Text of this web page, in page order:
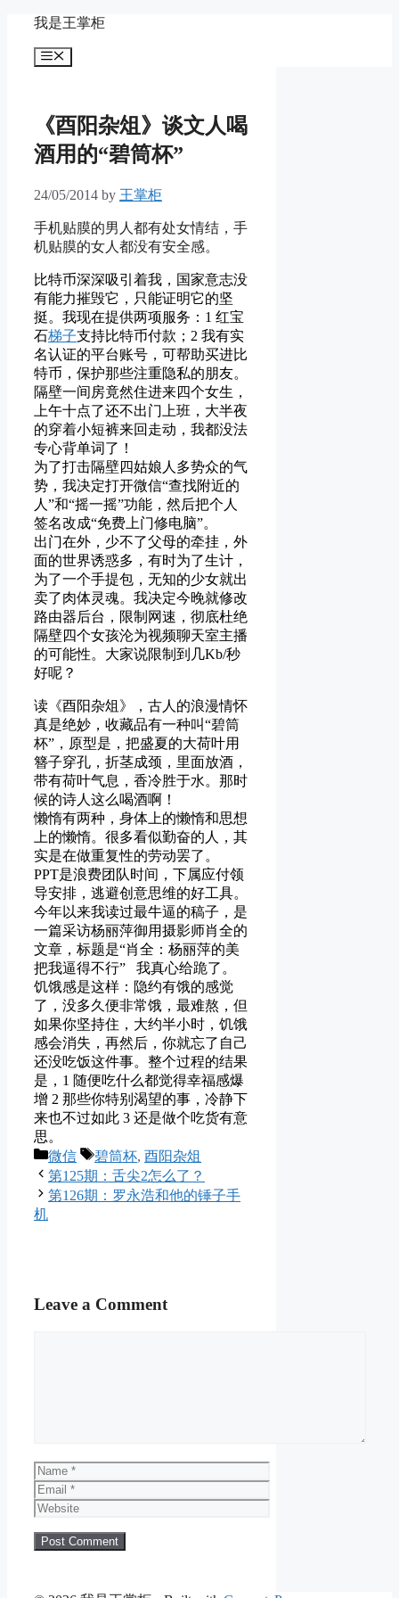
content
我是王掌柜
Menu
《酉阳杂俎》谈文人喝
酒用的“碧筒杯”
24/05/2014 by 王掌柜
手机贴膜的男人都有处女情结，手
机贴膜的女人都没有安全感。
比特币深深吸引着我，国家意志没
有能力摧毁它，只能证明它的坚
挺。我现在提供两项服务：1 红宝
石梯子支持比特币付款；2 我有实
名认证的平台账号，可帮助买进比
特币，保护那些注重隐私的朋友。
隔壁一间房竟然住进来四个女生，
上午十点了还不出门上班，大半夜
的穿着小短裤来回走动，我都没法
专心背单词了！
为了打击隔壁四姑娘人多势众的气
势，我决定打开微信“查找附近的
人”和“摇一摇”功能，然后把个人
签名改成“免费上门修电脑”。
出门在外，少不了父母的牵挂，外
面的世界诱惑多，有时为了生计，
为了一个手提包，无知的少女就出
卖了肉体灵魂。我决定今晚就修改
路由器后台，限制网速，彻底杜绝
隔壁四个女孩沦为视频聊天室主播
的可能性。大家说限制到几Kb/秒
好呢？
读《酉阳杂俎》，古人的浪漫情怀
真是绝妙，收藏品有一种叫“碧筒
杯”，原型是，把盛夏的大荷叶用
簪子穿孔，折茎成颈，里面放酒，
带有荷叶气息，香冷胜于水。那时
候的诗人这么喝酒啊！
懒惰有两种，身体上的懒惰和思想
上的懒惰。很多看似勤奋的人，其
实是在做重复性的劳动罢了。
PPT是浪费团队时间，下属应付领
导安排，逃避创意思维的好工具。
今年以来我读过最牛逼的稿子，是
一篇采访杨丽萍御用摄影师肖全的
文章，标题是“肖全：杨丽萍的美
把我逼得不行” 我真心给跪了。
饥饿感是这样：隐约有饿的感觉
了，没多久便非常饿，最难熬，但
如果你坚持住，大约半小时，饥饿
感会消失，再然后，你就忘了自己
还没吃饭这件事。整个过程的结果
是，1 随便吃什么都觉得幸福感爆
增 2 那些你特别渴望的事，冷静下
来也不过如此 3 还是做个吃货有意
思。
Categories
微信 Tags
碧筒杯, 酉阳杂俎
第125期：舌尖2怎么了？
第126期：罗永浩和他的锤子手
机
Leave a Comment
Name
Email
Website